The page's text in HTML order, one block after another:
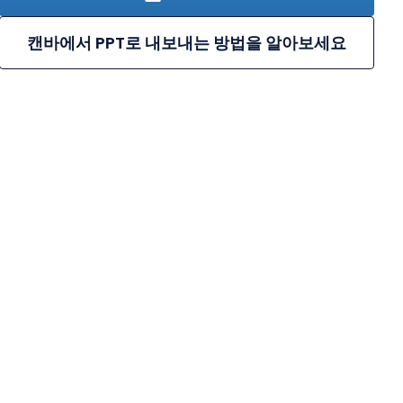
캔바에서 PPT로 내보내는 방법을 알아보세요